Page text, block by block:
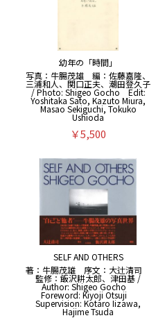
幼年の「時間」
写真：牛腸茂雄 編：佐藤嘉隆、
三浦和人、関口正夫、潮田登久子
/ Photo: Shigeo Gocho Edit:
Yoshitaka Sato, Kazuto Miura,
Masao Sekiguchi, Tokuko
Ushioda
￥5,500
SELF AND OTHERS
著：牛腸茂雄 序文：大辻清司
監修：飯沢耕太郎、津田基 /
Author: Shigeo Gocho
Foreword: Kiyoji Otsuji
Supervision: Kotaro Iizawa,
Hajime Tsuda